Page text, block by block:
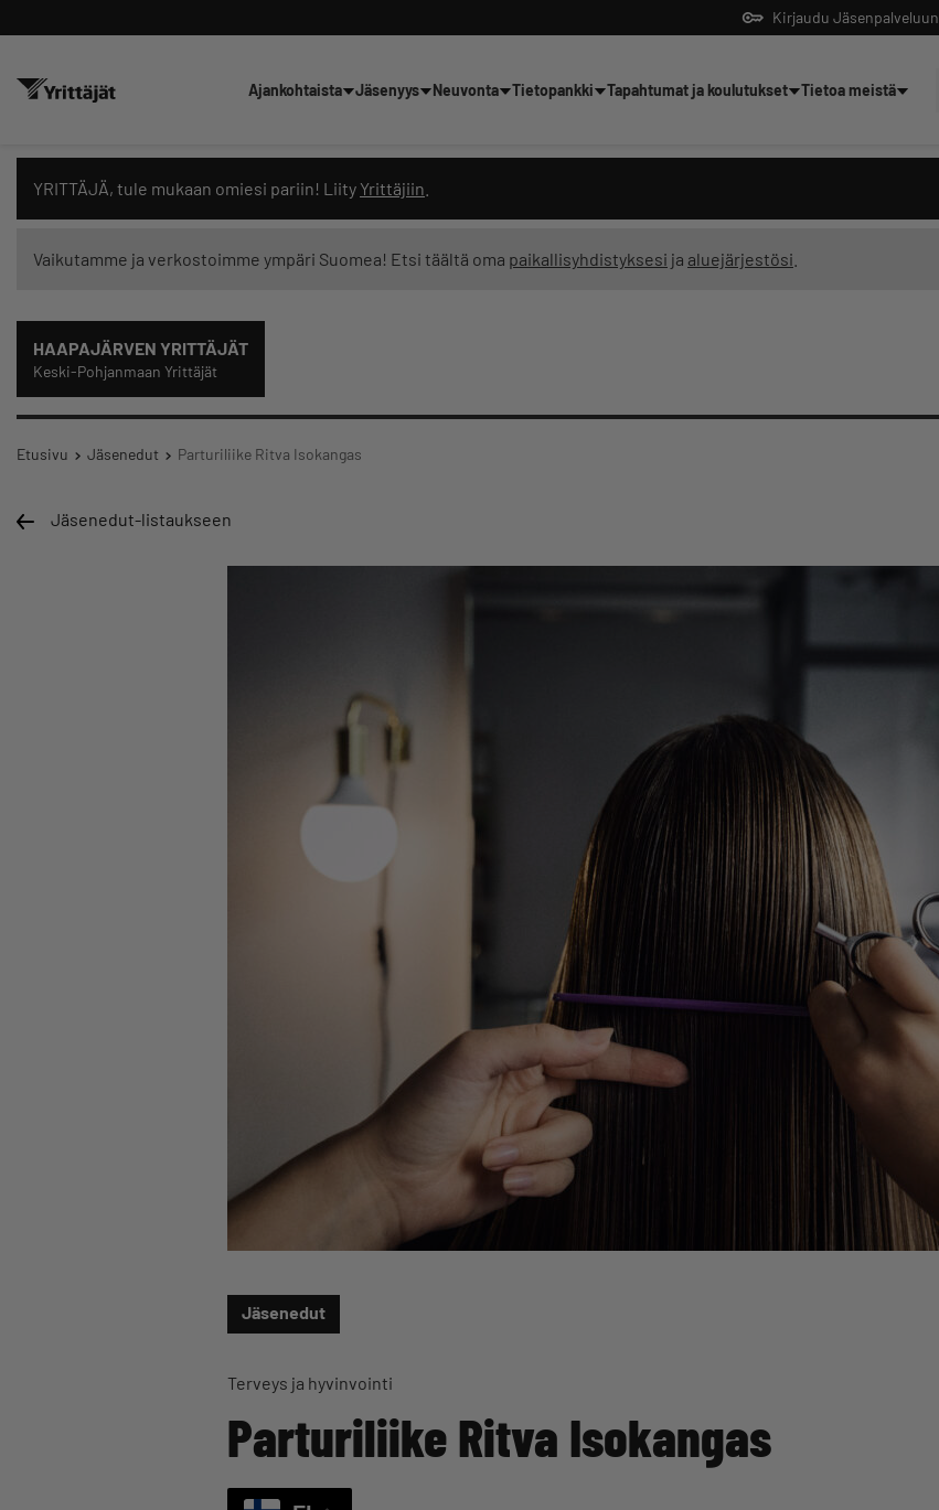
Kirjaudu Jäsenpalveluun
Ajankohtaista Jäsenyys Neuvonta Tietopankki Tapahtumat ja koulutukset Tietoa meistä
YRITTÄJÄ, tule mukaan omiesi pariin! Liity Yrittäjiin
Vaikutamme ja verkostoimme ympäri Suomea! Etsi täältä oma paikallisyhdistyksesi ja aluejärjestösi
HAAPAJÄRVEN YRITTÄJÄT
Keski-Pohjanmaan Yrittäjät
Etusivu Jäsenedut Parturiliike Ritva Isokangas
Jäsenedut-listaukseen
Jäsenedut
Terveys ja hyvinvointi
Parturiliike Ritva Isokangas
Hae sivustolta tai kysy suoraan Yrittäjien tekoälyltä
Suodata hakutuloksia: näytä kaikki sisältö